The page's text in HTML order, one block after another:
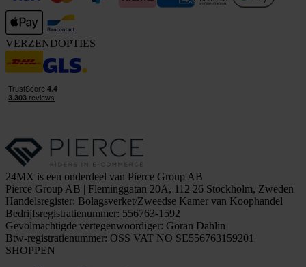
VERZENDOPTIES
24MX is een onderdeel van Pierce Group AB
Pierce Group AB | Fleminggatan 20A, 112 26 Stockholm, Zweden
Handelsregister: Bolagsverket/Zweedse Kamer van Koophandel
Bedrijfsregistratienummer: 556763-1592
Gevolmachtigde vertegenwoordiger: Göran Dahlin
Btw-registratienummer: OSS VAT NO SE556763159201
SHOPPEN